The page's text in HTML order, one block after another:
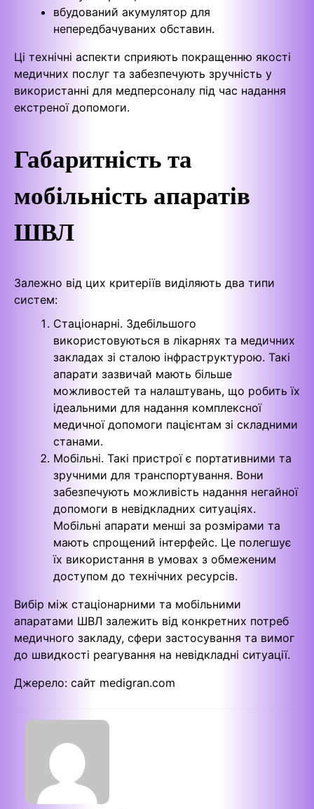
вбудований акумулятор для
непередбачуваних обставин.
Ці технічні аспекти сприяють покращенню якості
медичних послуг та забезпечують зручність у
використанні для медперсоналу під час надання
екстреної допомоги.
Габаритність та
мобільність апаратів
ШВЛ
Залежно від цих критеріїв виділяють два типи
систем:
Стаціонарні. Здебільшого
використовуються в лікарнях та медичних
закладах зі сталою інфраструктурою. Такі
апарати зазвичай мають більше
можливостей та налаштувань, що робить їх
ідеальними для надання комплексної
медичної допомоги пацієнтам зі складними
станами.
Мобільні. Такі пристрої є портативними та
зручними для транспортування. Вони
забезпечують можливість надання негайної
допомоги в невідкладних ситуаціях.
Мобільні апарати менші за розмірами та
мають спрощений інтерфейс. Це полегшує
їх використання в умовах з обмеженим
доступом до технічних ресурсів.
Вибір між стаціонарними та мобільними
апаратами ШВЛ залежить від конкретних потреб
медичного закладу, сфери застосування та вимог
до швидкості реагування на невідкладні ситуації.
Джерело: сайт medigran.com